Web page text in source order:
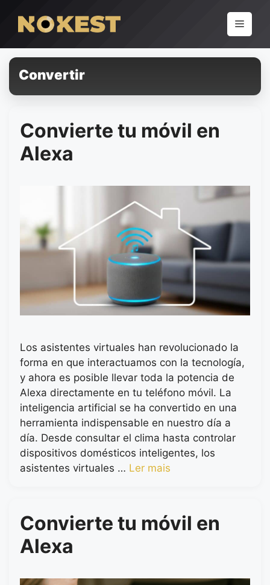
conteúdo
Menu
Convertir
Convierte tu móvil en
Alexa
Los asistentes virtuales han revolucionado la
forma en que interactuamos con la tecnología,
y ahora es posible llevar toda la potencia de
Alexa directamente en tu teléfono móvil. La
inteligencia artificial se ha convertido en una
herramienta indispensable en nuestro día a
día. Desde consultar el clima hasta controlar
dispositivos domésticos inteligentes, los
asistentes virtuales … Ler mais
Convierte tu móvil en
Alexa